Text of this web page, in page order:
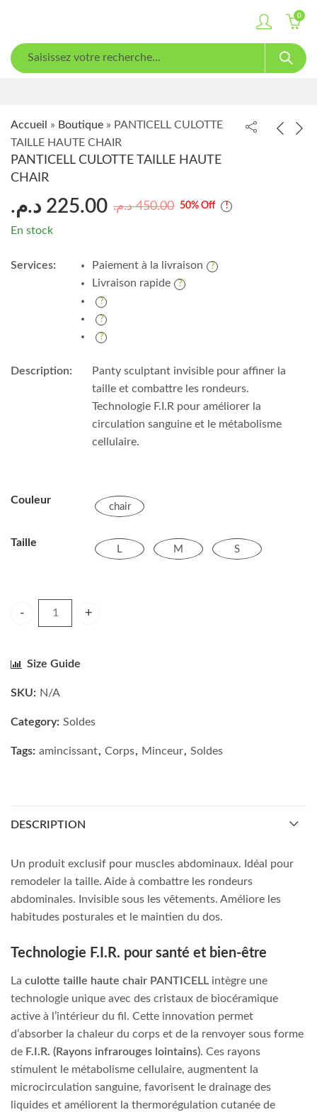
0
Accueil » Boutique » PANTICELL CULOTTE
TAILLE HAUTE CHAIR
PANTICELL CULOTTE TAILLE HAUTE
CHAIR
450.00 د.م. 225.00 د.م. 50% Off
En stock
Services:
Paiement à la livraison
Livraison rapide
Description:
Panty sculptant invisible pour affiner la
taille et combattre les rondeurs.
Technologie F.I.R pour améliorer la
circulation sanguine et le métabolisme
cellulaire.
Couleur
chair
Taille
L M S
Size Guide
SKU: N/A
Category: Soldes
Tags: amincissant, Corps, Minceur, Soldes
DESCRIPTION
Un produit exclusif pour muscles abdominaux. Idéal pour
remodeler la taille. Aide à combattre les rondeurs
abdominales. Invisible sous les vêtements. Améliore les
habitudes posturales et le maintien du dos.
Technologie F.I.R. pour santé et bien-être
La culotte taille haute chair PANTICELL intègre une
technologie unique avec des cristaux de biocéramique
active à l’intérieur du fil. Cette innovation permet
d’absorber la chaleur du corps et de la renvoyer sous forme
de F.I.R. (Rayons infrarouges lointains). Ces rayons
stimulent le métabolisme cellulaire, augmentent la
microcirculation sanguine, favorisent le drainage des
liquides et améliorent la thermorégulation cutanée de